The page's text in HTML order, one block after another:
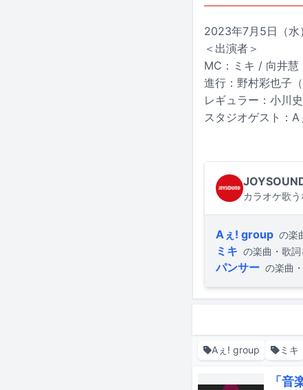
2023年7月5日（
＜出演者＞
MC：ミキ / 向井慧
進行：野村彩也子
レギュラー：小川
スタジオゲスト：
カラオケ歌
Aぇ! group の楽
ミキ の楽曲・歌
パンサー の楽曲
Aぇ! group ミキ
「